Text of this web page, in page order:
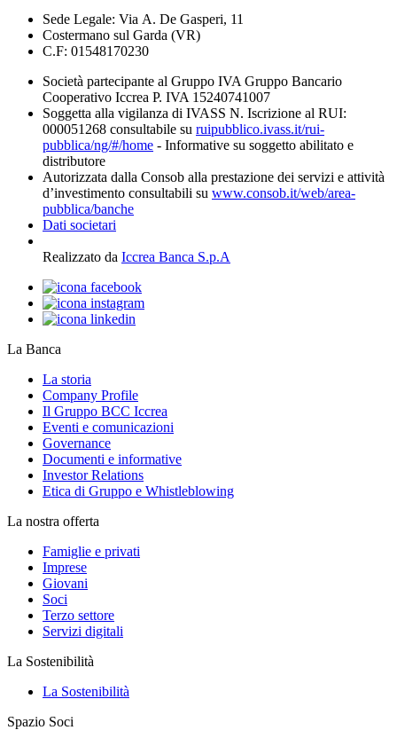
Sede Legale: Via A. De Gasperi, 11
Costermano sul Garda (VR)
C.F: 01548170230
Società partecipante al Gruppo IVA Gruppo Bancario
Cooperativo Iccrea P. IVA 15240741007
Soggetta alla vigilanza di IVASS N. Iscrizione al RUI:
000051268 consultabile su ruipubblico.ivass.it/rui-
pubblica/ng/#/home - Informative su soggetto abilitato e
distributore
Autorizzata dalla Consob alla prestazione dei servizi e attività
d’investimento consultabili su www.consob.it/web/area-
pubblica/banche
Dati societari
Realizzato da Iccrea Banca S.p.A
La Banca
La storia
Company Profile
Il Gruppo BCC Iccrea
Eventi e comunicazioni
Governance
Documenti e informative
Investor Relations
Etica di Gruppo e Whistleblowing
La nostra offerta
Famiglie e privati
Imprese
Giovani
Soci
Terzo settore
Servizi digitali
La Sostenibilità
La Sostenibilità
Spazio Soci